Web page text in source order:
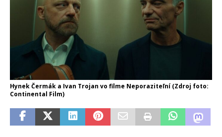
Hynek Čermák a Ivan Trojan vo filme Neporaziteľní (Zdroj foto:
Continental Film)